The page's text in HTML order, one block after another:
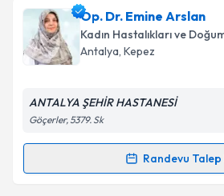
Op. Dr. Orhan Doğaniçin
oluşturun. Size bu uzmandan
takvim hazırlandığında e-posta
Kişisel verilerimin
Metni'ni okudum ve kişisel
Op. Dr. Emine Arslan
Kadın Hastalıkları ve
Antalya, Kepez
ANTALYA ŞEHİR HASTANESİ
Göçerler, 5379. Sk
Randevu Talep
Randevu Takvimi Talebi